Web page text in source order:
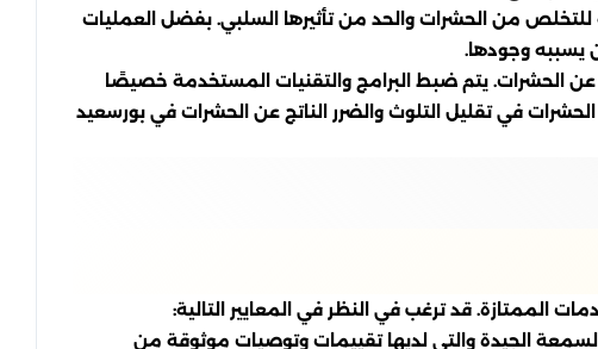
من الحشرات والحد من تأثيرها السلبي. بفضل العمليات
يسببه وجودها.
الحشرات. يتم ضبط البرامج والتقنيات المستخدمة خصيصًا
في تقليل التلوث والضرر الناتج عن الحشرات في بورسعيد
الممتازة. قد ترغب في النظر في المعايير التالية:
الجيدة والتي لديها تقييمات وتوصيات موثوقة من